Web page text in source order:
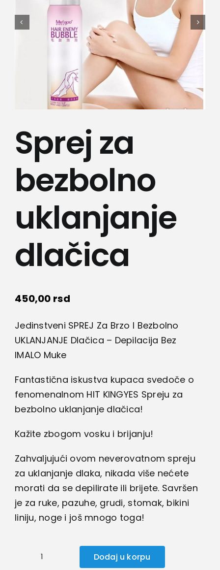
Kamere
Medicinska oprema
Sport i razonoda
Svi proizvodi
Sprej za
bezbolno
uklanjanje
dlačica
450,00 rsd
Jedinstveni SPREJ Za Brzo I Bezbolno
UKLANJANJE Dlačica – Depilacija Bez
IMALO Muke
Fantastična iskustva kupaca svedoče o
fenomenalnom HIT KINGYES Spreju za
bezbolno uklanjanje dlačica!
Kažite zbogom vosku i brijanju!
Zahvaljujući ovom neverovatnom spreju
za uklanjanje dlaka, nikada više nećete
morati da se depilirate ili brijete. Savršen
je za ruke, pazuhe, grudi, stomak, bikini
liniju, noge i još mnogo toga!
Sprej
Dodaj u korpu